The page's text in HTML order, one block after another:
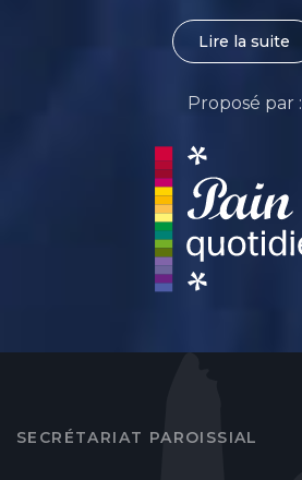
Lire la suite
Proposé par :
SECRÉTARIAT PAROISSIAL